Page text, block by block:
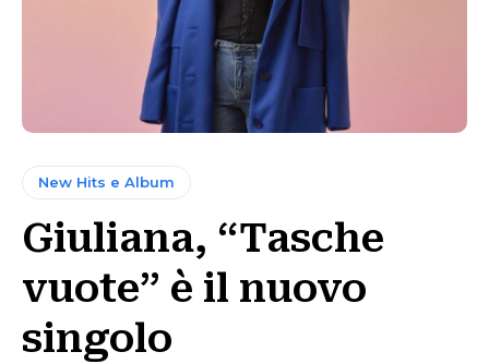
New Hits e Album
Giuliana, “Tasche
vuote” è il nuovo
singolo